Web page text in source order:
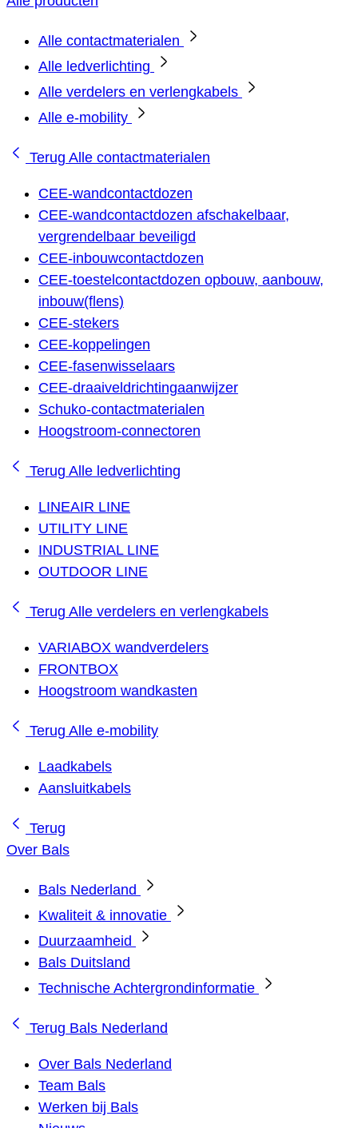
Alle contactmaterialen
Alle ledverlichting
Alle verdelers en verlengkabels
Alle e-mobility
Terug Alle contactmaterialen
CEE-wandcontactdozen
CEE-wandcontactdozen afschakelbaar,
vergrendelbaar beveiligd
CEE-inbouwcontactdozen
CEE-toestelcontactdozen opbouw, aanbouw,
inbouw(flens)
CEE-stekers
CEE-koppelingen
CEE-fasenwisselaars
CEE-draaiveldrichtingaanwijzer
Schuko-contactmaterialen
Hoogstroom-connectoren
Terug Alle ledverlichting
LINEAIR LINE
UTILITY LINE
INDUSTRIAL LINE
OUTDOOR LINE
Terug Alle verdelers en verlengkabels
VARIABOX wandverdelers
FRONTBOX
Hoogstroom wandkasten
Terug Alle e-mobility
Laadkabels
Aansluitkabels
Terug
Over Bals
Bals Nederland
Kwaliteit & innovatie
Duurzaamheid
Bals Duitsland
Technische Achtergrondinformatie
Terug Bals Nederland
Over Bals Nederland
Team Bals
Werken bij Bals